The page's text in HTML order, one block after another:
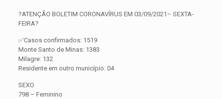
?ATENÇÃO BOLETIM CORONAVÍRUS EM 03/09/2021– SEXTA-
FEIRA?
✅Casos confirmados: 1519
Monte Santo de Minas: 1383
Milagre: 132
Residente em outro município: 04
SEXO
798 – Feminino